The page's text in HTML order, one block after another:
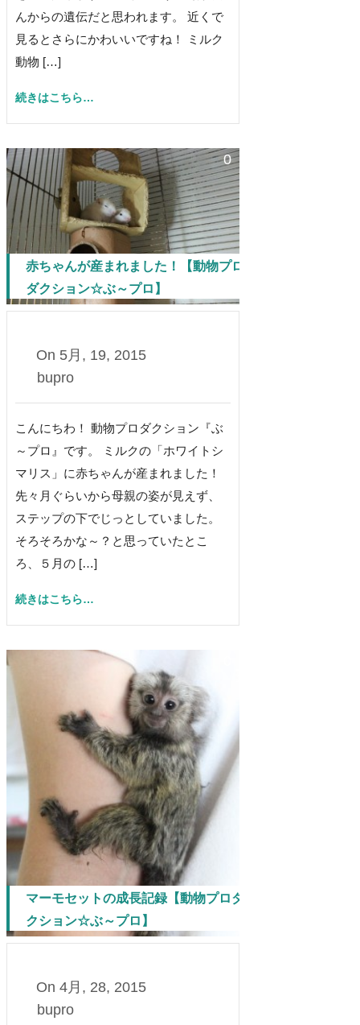
んからの遺伝だと思われます。 近くで
見るとさらにかわいいですね！ ミルク
動物 […]
続きはこちら…
赤ちゃんが産まれました！【動物プロ
ダクション☆ぶ～プロ】
0
On 5月, 19, 2015
bupro
こんにちわ！ 動物プロダクション『ぶ
～プロ』です。 ミルクの「ホワイトシ
マリス」に赤ちゃんが産まれました！
先々月ぐらいから母親の姿が見えず、
ステップの下でじっとしていました。
そろそろかな～？と思っていたとこ
ろ、５月の […]
続きはこちら…
マーモセットの成長記録【動物プロダ
クション☆ぶ～プロ】
On 4月, 28, 2015
bupro